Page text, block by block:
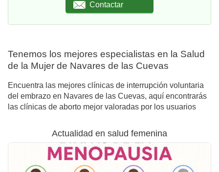
Contactar
Tenemos los mejores especialistas en la Salud
de la Mujer de Navares de las Cuevas
Encuentra las mejores clínicas de interrupción voluntaria
del embrazo en Navares de las Cuevas, aquí encontrarás
las clínicas de aborto mejor valoradas por los usuarios
Actualidad en salud femenina